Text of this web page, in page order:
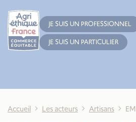
JE SUIS UN PROFESSIONNEL
JE SUIS UN PARTICULIER
Accueil Les acteurs Artisans